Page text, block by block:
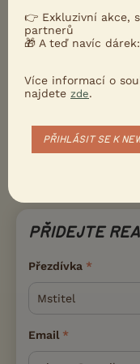
PŘIDEJTE
Přezdívka
Email
👉 Exkluzivní akce,
partnerů
🎁 A teď navíc
Více informací o
najdete zde.
PŘIHLÁSIT SE K